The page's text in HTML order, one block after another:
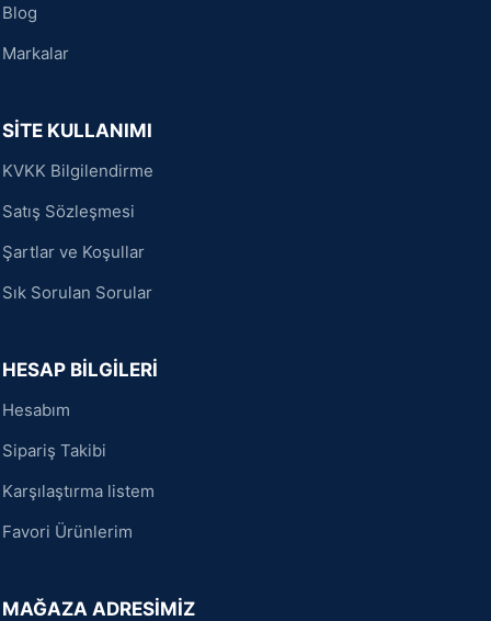
Blog
Markalar
SİTE KULLANIMI
KVKK Bilgilendirme
Satış Sözleşmesi
Şartlar ve Koşullar
Sık Sorulan Sorular
HESAP BİLGİLERİ
Hesabım
Sipariş Takibi
Karşılaştırma listem
Favori Ürünlerim
MAĞAZA ADRESİMİZ